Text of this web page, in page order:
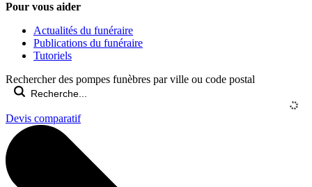
Pour vous aider
Actualités du funéraire
Publications du funéraire
Tutoriels
Rechercher des pompes funèbres par ville ou code postal
Devis comparatif